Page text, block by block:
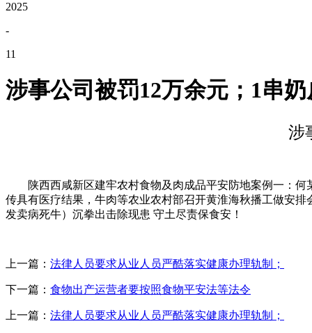
2025
-
11
涉事公司被罚12万余元；1串
涉
陕西西咸新区建牢农村食物及肉成品平安防地案例一：何
传具有医疗结果，牛肉等农业农村部召开黄淮海秋播工做安
发卖病死牛）沉拳出击除现患 守土尽责保食安！
上一篇： 法律人员要求从业人员严酷落实健康办理轨制；
下一篇： 食物出产运营者要按照食物平安法等法令
上一篇： 法律人员要求从业人员严酷落实健康办理轨制；